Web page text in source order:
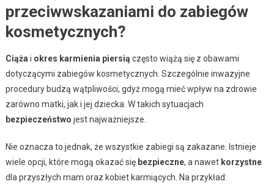
przeciwwskazaniami do zabiegów
kosmetycznych?
Ciąża i okres karmienia piersią często wiążą się z obawami
dotyczącymi zabiegów kosmetycznych. Szczególnie inwazyjne
procedury budzą wątpliwości, gdyż mogą mieć wpływ na zdrowie
zarówno matki, jak i jej dziecka. W takich sytuacjach
bezpieczeństwo jest najważniejsze.
Nie oznacza to jednak, że wszystkie zabiegi są zakazane. Istnieje
wiele opcji, które mogą okazać się bezpieczne, a nawet korzystne
dla przyszłych mam oraz kobiet karmiących. Na przykład: